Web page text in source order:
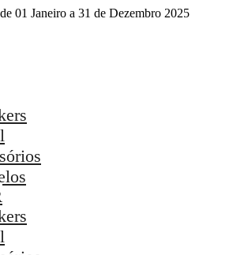
01 Janeiro a 31 de Dezembro 2025